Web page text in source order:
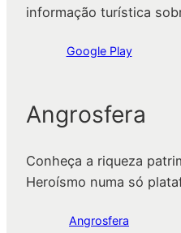
informação turística
Google Play
Angrosfera
Conheça a riqueza
Heroísmo numa só
Angrosfera